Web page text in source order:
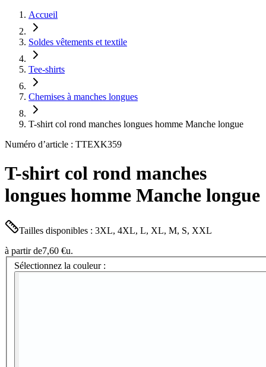
Accueil
Soldes vêtements et textile
Tee-shirts
Chemises à manches longues
T-shirt col rond manches longues homme Manche longue
Numéro d’article : TTEXK359
T-shirt col rond manches
longues homme Manche longue
Tailles disponibles : 3XL, 4XL, L, XL, M, S, XXL
à partir de7,60 €u.
Sélectionnez la couleur :